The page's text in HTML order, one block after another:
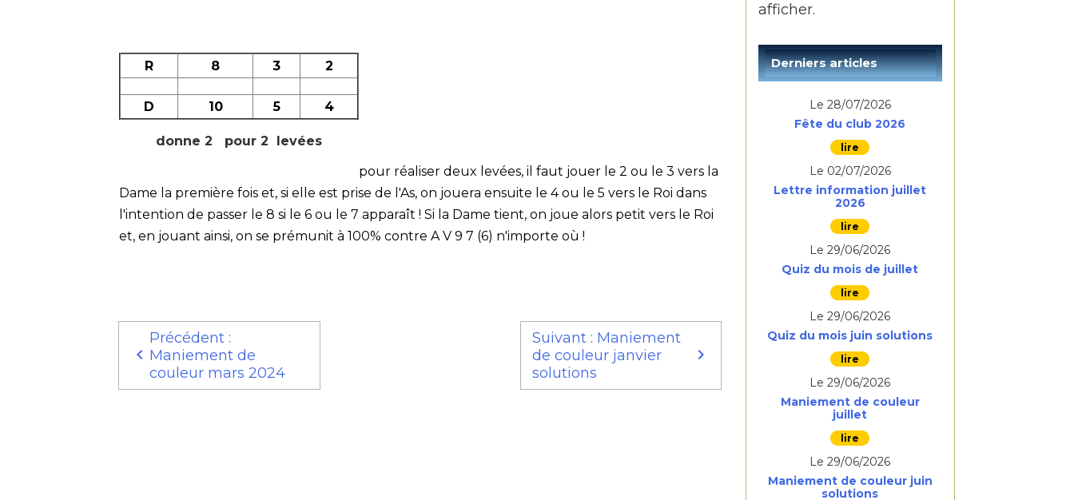
donne 2 pour 2 levées
R 8 3 2
D 10 5 4
pour réaliser deux levées, il faut jouer le 2 ou le 3 vers la
Dame la première fois et, si elle est prise de l'As, on jouera ensuite le 4 ou le 5 vers le Roi dans
l'intention de passer le 8 si le 6 ou le 7 apparaît ! Si la Dame tient, on joue alors petit vers le Roi
et, en jouant ainsi, on se prémunit à 100% contre A V 9 7 (6) n'importe où !
Précédent :
Maniement de
couleur mars 2024
Suivant : Maniement
de couleur janvier
solutions
afficher.
Derniers articles
Le 28/07/2026
Fête du club 2026
Le 02/07/2026
Lettre information juillet
2026
Le 29/06/2026
Quiz du mois de juillet
Le 29/06/2026
Quiz du mois juin solutions
Le 29/06/2026
Maniement de couleur
juillet
Le 29/06/2026
Maniement de couleur juin
solutions